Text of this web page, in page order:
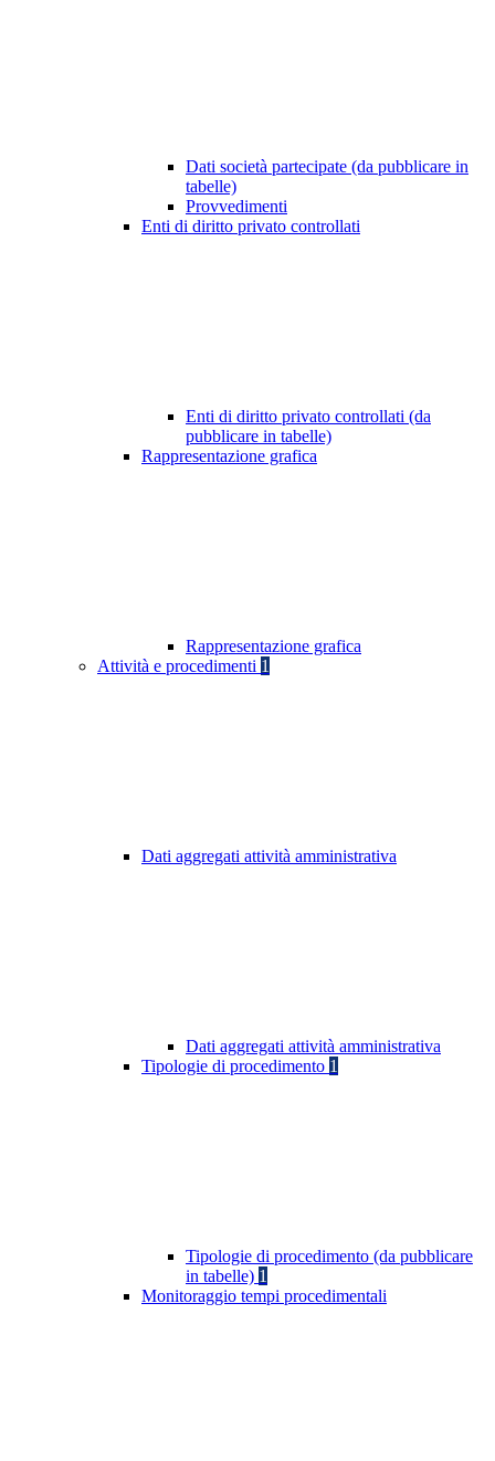
Dati società partecipate (da pubblicare in
tabelle)
Provvedimenti
Enti di diritto privato controllati
Enti di diritto privato controllati (da
pubblicare in tabelle)
Rappresentazione grafica
Rappresentazione grafica
Attività e procedimenti 1
Dati aggregati attività amministrativa
Dati aggregati attività amministrativa
Tipologie di procedimento 1
Tipologie di procedimento (da pubblicare
in tabelle) 1
Monitoraggio tempi procedimentali